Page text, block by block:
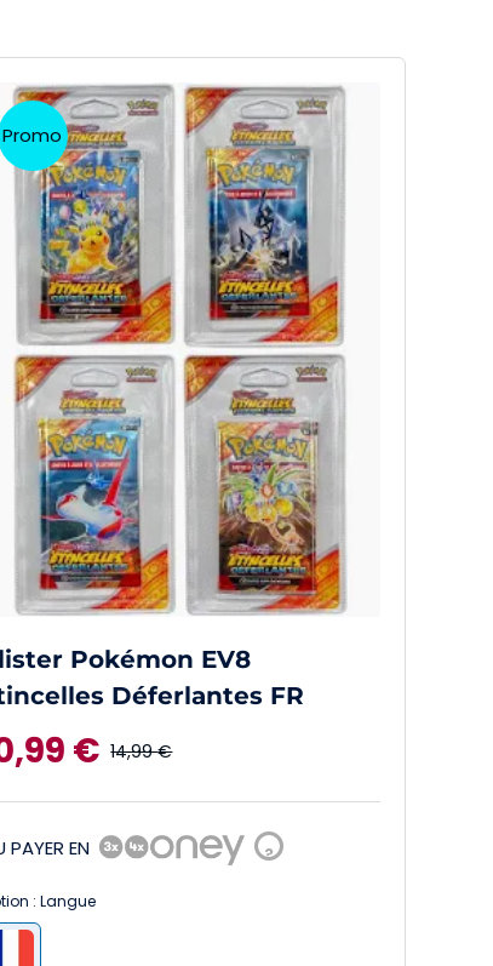
Promo
Pokémon EV8
Déferlantes FR
14,99€
prix
initial
€
prix
actuel
PAYER EN ?
: Langue